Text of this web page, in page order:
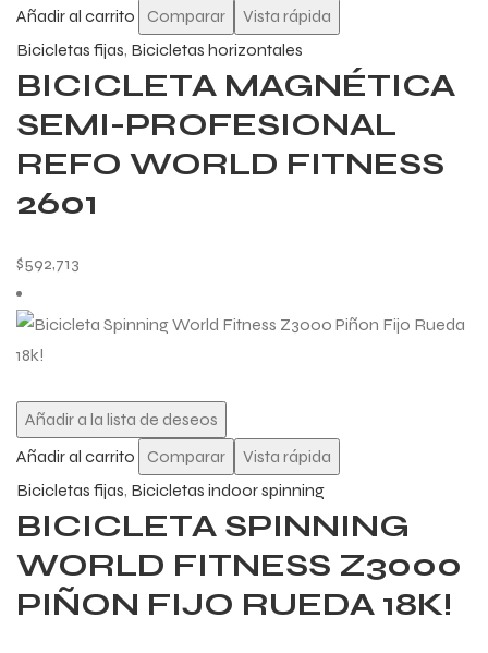
Añadir al carrito
Comparar
Vista rápida
Bicicletas fijas, Bicicletas horizontales
BICICLETA MAGNÉTICA
SEMI-PROFESIONAL
REFO WORLD FITNESS
2601
$592,713
Añadir a la lista de deseos
Añadir al carrito
Comparar
Vista rápida
Bicicletas fijas, Bicicletas indoor spinning
BICICLETA SPINNING
WORLD FITNESS Z3000
PIÑON FIJO RUEDA 18K!